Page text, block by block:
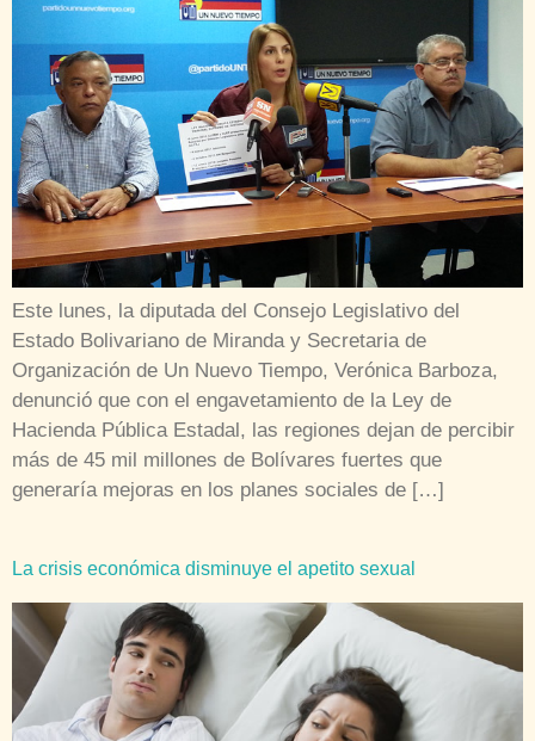
Este lunes, la diputada del Consejo Legislativo del
Estado Bolivariano de Miranda y Secretaria de
Organización de Un Nuevo Tiempo, Verónica Barboza,
denunció que con el engavetamiento de la Ley de
Hacienda Pública Estadal, las regiones dejan de percibir
más de 45 mil millones de Bolívares fuertes que
generaría mejoras en los planes sociales de […]
La crisis económica disminuye el apetito sexual